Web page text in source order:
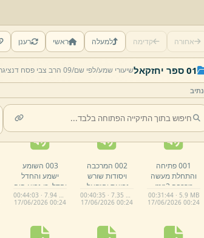
אחורה קדימה למעלה ראשי רענן
01 ספר יחזקאל שיעורי שמע/לפי שם/09 הרב צבי פסח דנציגר/
נתיב
001 פתיחה
והתחלת מעשה
מרכבה. mp3
00:31:44 · 5.9 MB
17/06/2026 00:24
002 המרכבה
ויסודות שורש
נבואת יחזקאל,
ציורי המרכבה.
mp3
00:40:35 · 7.35 MB
17/06/2026 00:24
003 השומע
ישמע והחדל
יחדל, כי נביא היה
בתוכם.mp3
00:44:03 · 7.94 MB
17/06/2026 00:24